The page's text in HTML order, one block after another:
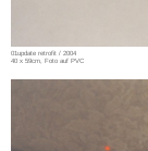
01update retrofit / 2004
40 x 59cm, Foto auf PVC